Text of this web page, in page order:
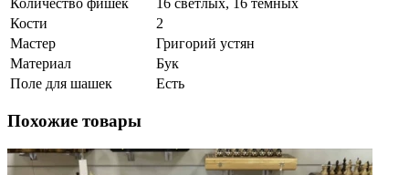
Кости
2
Мастер
Григорий устян
Материал
Бук
Поле для шашек
Есть
Похожие товары